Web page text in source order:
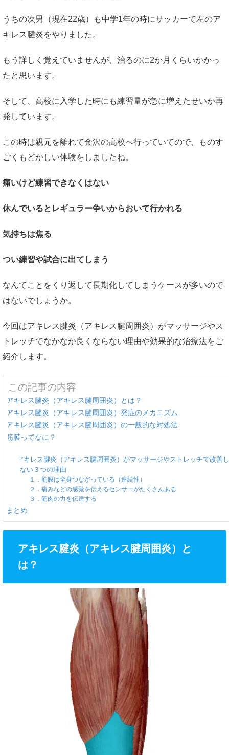
うちの次男（現在22歳）も中学1年の時にサッカーで左のア
キレス腱炎をやりました。
もう詳しく覚えていませんが、治るのに2か月くらいかかっ
たと思います。
そして、高校に入学した時にも練習量が急に増えたせいか再
発しています。
この時は親元を離れて金沢の高校へ行っていてので、ものす
ごくもどかしい体験をしましたね。
痛いけど練習できなくはない
休んでいるとレギュラー争いからおいて行かれる
気持ちは焦る
つい練習や試合に出てしまう
なんてことをくり返して長期化してしまうケースが多いので
はないでしょうか。
今回はアキレス腱炎（アキレス腱周囲炎）がマッサージやス
トレッチでなかなか良くならない理由や効果的な治療法をご
紹介します。
この記事の内容
アキレス腱炎（アキレス腱周囲炎）とは？
アキレス腱炎（アキレス腱周囲炎）発症のメカニズム
アキレス腱炎（アキレス腱周囲炎）の一般的な対処法
筋膜ってなに？
アキレス腱炎（アキレス腱周囲炎）がマッサージやストレッチで改善
ない３つの理由
１．筋膜は全身つながっている（連続性）
２．痛みなどの感覚を伝えるセンサーがたくさんある
３．筋肉の力を伝達する
まとめ
アキレス腱炎（アキレス腱周囲炎）と
は？